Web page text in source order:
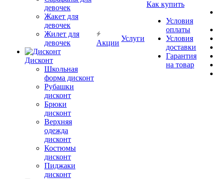
девочек
Жакет для
девочек
Жилет для
девочек
Дисконт
Школьная
форма дисконт
Рубашки
дисконт
Брюки
дисконт
Верхняя
одежда
дисконт
Костюмы
дисконт
Пиджаки
дисконт
Акции
Услуги
Как купить
Условия
оплаты
Условия
доставки
Гарантия
на товар